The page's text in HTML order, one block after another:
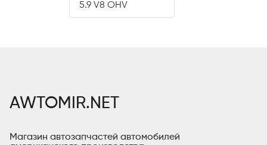
5.9 V8 OHV
AWTOMIR.NET
Магазин автозапчастей автомобилей